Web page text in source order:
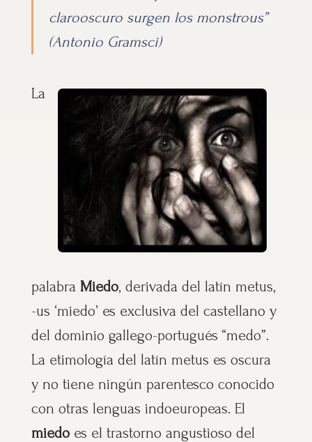
clarooscuro surgen los monstrous”
(Antonio Gramsci)
La
palabra Miedo, derivada del latín metus,
-us ‘miedo’ es exclusiva del castellano y
del dominio gallego-portugués “medo”.
La etimología del latín metus es oscura
y no tiene ningún parentesco conocido
con otras lenguas indoeuropeas. El
miedoes el trastorno angustioso del